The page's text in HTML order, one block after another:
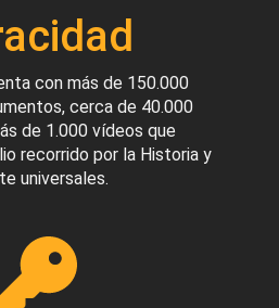
con más de 150.000
cerca de 40.000
de 1.000 vídeos que
recorrido por la Historia y
universales.